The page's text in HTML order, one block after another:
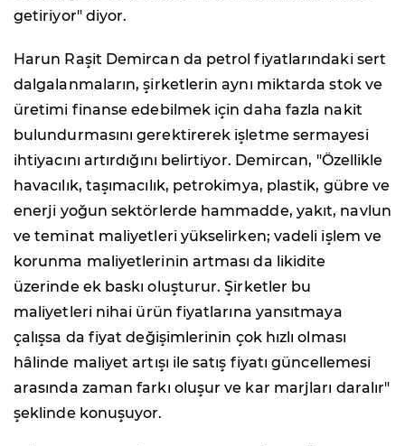
getiriyor" diyor.
Harun Raşit Demircan da petrol fiyatlarındaki sert
dalgalanmaların, şirketlerin aynı miktarda stok ve
üretimi finanse edebilmek için daha fazla nakit
bulundurmasını gerektirerek işletme sermayesi
ihtiyacını artırdığını belirtiyor. Demircan, "Özellikle
havacılık, taşımacılık, petrokimya, plastik, gübre ve
enerji yoğun sektörlerde hammadde, yakıt, navlun
ve teminat maliyetleri yükselirken; vadeli işlem ve
korunma maliyetlerinin artması da likidite
üzerinde ek baskı oluşturur. Şirketler bu
maliyetleri nihai ürün fiyatlarına yansıtmaya
çalışsa da fiyat değişimlerinin çok hızlı olması
hâlinde maliyet artışı ile satış fiyatı güncellemesi
arasında zaman farkı oluşur ve kar marjları daralır"
şeklinde konuşuyor.